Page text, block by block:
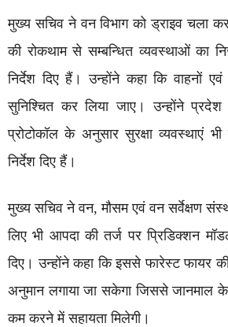
मुख्य सचिव ने वन विभाग को ड्राइव चला
की रोकथाम से सम्बन्धित व्यवस्थाओं का
निर्देश दिए हैं। उन्होंने कहा कि वाहनों
सुनिश्चित कर लिया जाए। उन्होंने
प्रोटोकॉल के अनुसार सुरक्षा व्यवस्थाएं
निर्देश दिए हैं।
मुख्य सचिव ने वन, मौसम एवं वन सर्वेक्षण
लिए भी आपदा की तर्ज पर प्रिडिक्शन
दिए। उन्होंने कहा कि इससे फारेस्ट फायर
अनुमान लगाया जा सकेगा जिससे जानमाल
कम करने में सहायता मिलेगी।